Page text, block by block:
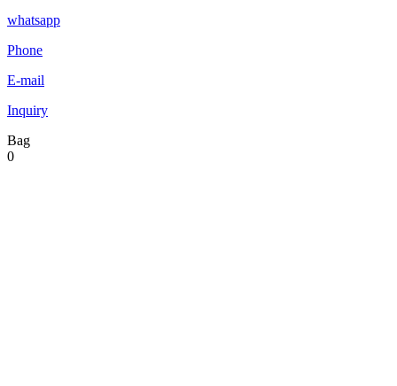
whatsapp
Phone
E-mail
Inquiry
Bag
0